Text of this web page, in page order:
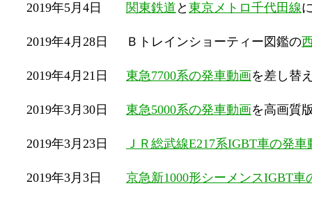
2019年5月4日 関東鉄道 と 東京メトロ千代田線
2019年4月28日 Ｂトレインショーティー図鑑の
2019年4月21日 東急7700系の発車動画を差し替
2019年3月30日 東急5000系の発車動画を高画質
2019年3月23日 ＪＲ総武線E217系IGBT車の発車
2019年3月3日 京急新1000形シーメンスIGBT車